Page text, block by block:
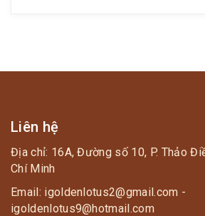
Liên hệ
Địa chỉ: 16A, Đường số 10, P. Thảo
Chí Minh
Email: igoldenlotus2@gmail.com -
igoldenlotus9@hotmail.com